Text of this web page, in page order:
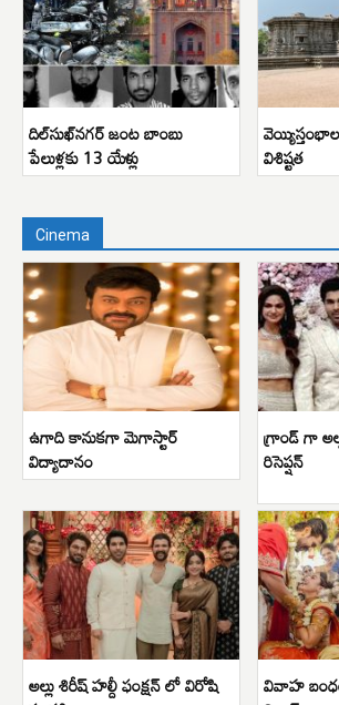
దిల్‌సుఖ్‌నగర్ జంట బాంబు
పేలుళ్లకు 13 యేళ్లు విశిష్టత
Cinema
ఉగాది కానుకగా మెగాస్టార్
విద్యాదానం
గ్రాండ్ గా
రిసెప్షన్
అల్లు శిరీష్ హల్దీ ఫంక్షన్ లో విరోషి వివాహ